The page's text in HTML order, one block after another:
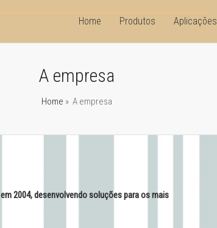
Home Produtos Aplicações
A empresa
Home » A empresa
em 2004, desenvolvendo soluções para os mais